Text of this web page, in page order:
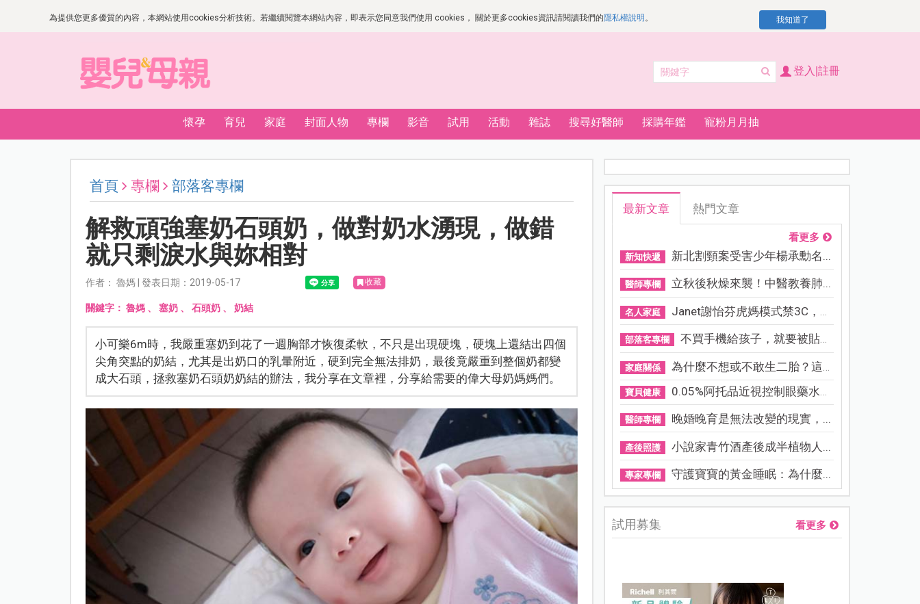
為提供您更多優質的內容，本網站使用cookies分析技術。若繼續閱覽本網站內容，即表示您同意我們使用 cookies， 關於更多cookies資訊請閱讀我們的隱私權說明 。 我知道了
登入|註冊
懷孕 育兒 家庭 封面人物 專欄 影音 試用 活動 雜誌 搜尋好醫師 採購年鑑 寵粉月月抽
首頁 專欄 部落客專欄
解救頑強塞奶石頭奶，做對奶水湧現，做錯
就只剩淚水與妳相對
作者： 魯媽 | 發表日期：2019-05-17 收藏
關鍵字： 魯媽、 塞奶、 石頭奶、 奶結
小可樂6m時，我嚴重塞奶到花了一週胸部才恢復柔軟，不只是出現硬塊，硬塊上還結出四個
尖角突點的奶結，尤其是出奶口的乳暈附近，硬到完全無法排奶，最後竟嚴重到整個奶都變
成大石頭，拯救塞奶石頭奶奶結的辦法，我分享在文章裡，分享給需要的偉大母奶媽媽們。
最新文章 熱門文章
看更多
新知快遞 新北割頸案受害少年楊承勳名...
醫師專欄 立秋後秋燥來襲！中醫教養肺...
名人家庭 Janet謝怡芬虎媽模式禁3C，看...
部落客專欄 不買手機給孩子，就要被貼「...
家庭關係 為什麼不想或不敢生二胎？這8...
寶貝健康 0.05%阿托品近視控制眼藥水納...
醫師專欄 晚婚晚育是無法改變的現實，...
產後照護 小說家青竹酒產後成半植物人...
專家專欄 守護寶寶的黃金睡眠：為什麼...
試用募集 看更多